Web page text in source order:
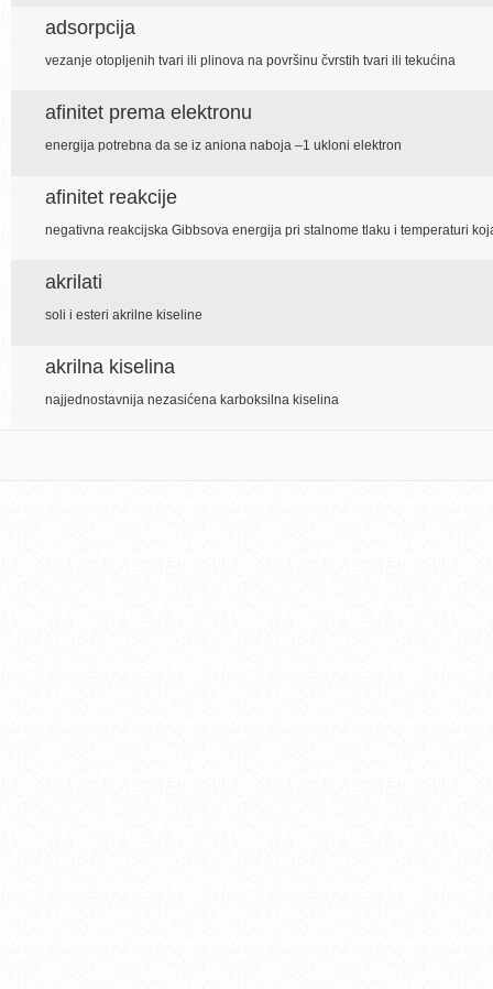
adsorpcija
vezanje otopljenih tvari ili plinova na površinu čvrstih tvari ili tekućina
afinitet prema elektronu
energija potrebna da se iz aniona naboja –1 ukloni elektron
afinitet reakcije
negativna reakcijska Gibbsova energija pri stalnome tlaku i temperaturi
akrilati
soli i esteri akrilne kiseline
akrilna kiselina
najjednostavnija nezasićena karboksilna kiselina